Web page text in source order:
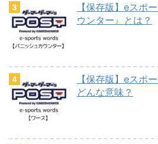
【保存版】eスポ
ウンター』とは？
【保存版】eスポ
どんな意味？